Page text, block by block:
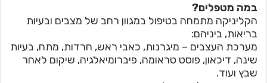
במה מטפלים?
הקליניקה מתמחה בטיפול במגוון רחב של מצבים ובעיות
בריאות, ביניהם:
מערכת העצבים – מיגרנות, כאבי ראש, חרדות, מתח, בעיות
שינה, דיכאון, פוסט טראומה, פיברומיאלגיה, שיקום לאחר
שבץ ועוד.